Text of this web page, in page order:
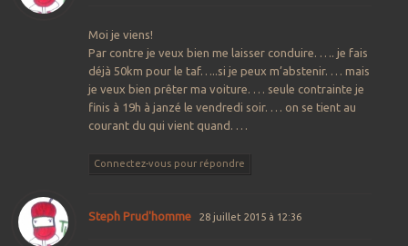
Moi je viens!
Par contre je veux bien me laisser conduire. …. je fais
déjà 50km pour le taf…..si je peux m’abstenir. … mais
je veux bien prêter ma voiture. … seule contrainte je
finis à 19h à janzé le vendredi soir. … on se tient au
courant du qui vient quand. …
Connectez-vous pour répondre
Steph Prud'homme 28 juillet 2015 à 12:36